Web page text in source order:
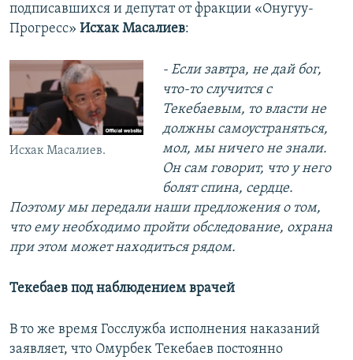
подписавшихся и депутат от фракции «Онугуу-
Прогресс» Исхак Масалиев:
Исхак Масалиев.
- Если завтра, не дай бог,
что-то случится с
Текебаевым, то власти не
должны самоустраняться,
мол, мы ничего не знали.
Он сам говорит, что у него
болят спина, сердце.
Поэтому мы передали наши предложения о том,
что ему необходимо пройти обследование, охрана
при этом может находиться рядом.
Текебаев под наблюдением врачей
В то же время Госслужба исполнения наказаний
заявляет, что Омурбек Текебаев постоянно